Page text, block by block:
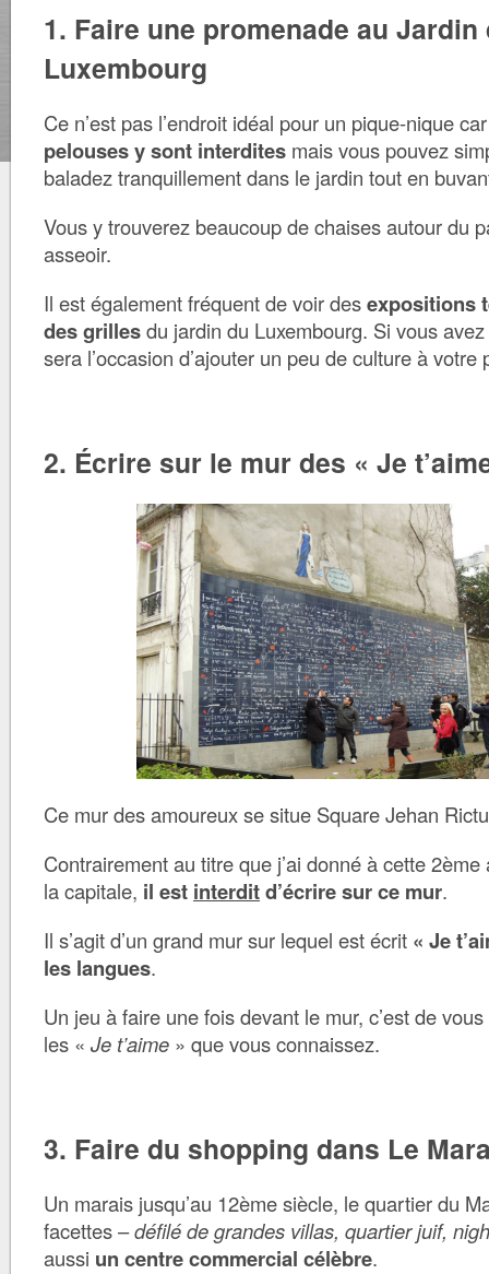
1. Faire une promenade au Jardin
Luxembourg
Ce n’est pas l’endroit idéal pour un pique-nique
pelouses y sont interdites mais vous pouvez
baladez tranquillement dans le jardin tout en
Vous y trouverez beaucoup de chaises autour du
asseoir.
Il est également fréquent de voir desexpositions
des grillesdu jardin du Luxembourg. Si vous
sera l’occasion d’ajouter un peu de culture à
2. Écrire sur le mur des « Je
Ce mur des amoureux se situe Square Jehan
Contrairement au titre que j’ai donné à cette
la capitale, il est interditd’écrire sur ce mur.
Il s’agit d’un grand mur sur lequel est écrit « Je
les langues.
Un jeu à faire une fois devant le mur, c’est de
les « Je t’aime » que vous connaissez.
3. Faire du shopping dans Le
Un marais jusqu’au 12ème siècle, le quartier du
facettes –défilé de grandes villas, quartier juif,
aussi un centre commercial célèbre.